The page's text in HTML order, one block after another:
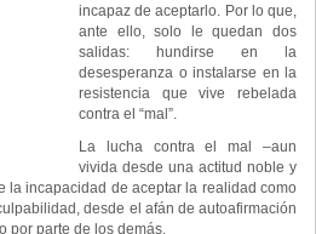
incapaz de aceptarlo. Por lo que,
ante ello, solo le quedan dos
salidas: hundirse en la
desesperanza o instalarse en la
resistencia que vive rebelada
contra el “mal”.
La lucha contra el mal –aun
vivida desde una actitud noble y
la incapacidad de aceptar la realidad como
desde el afán de autoafirmación
por parte de los demás.